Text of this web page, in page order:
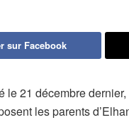
sur Facebook
le 21 décembre
les parents